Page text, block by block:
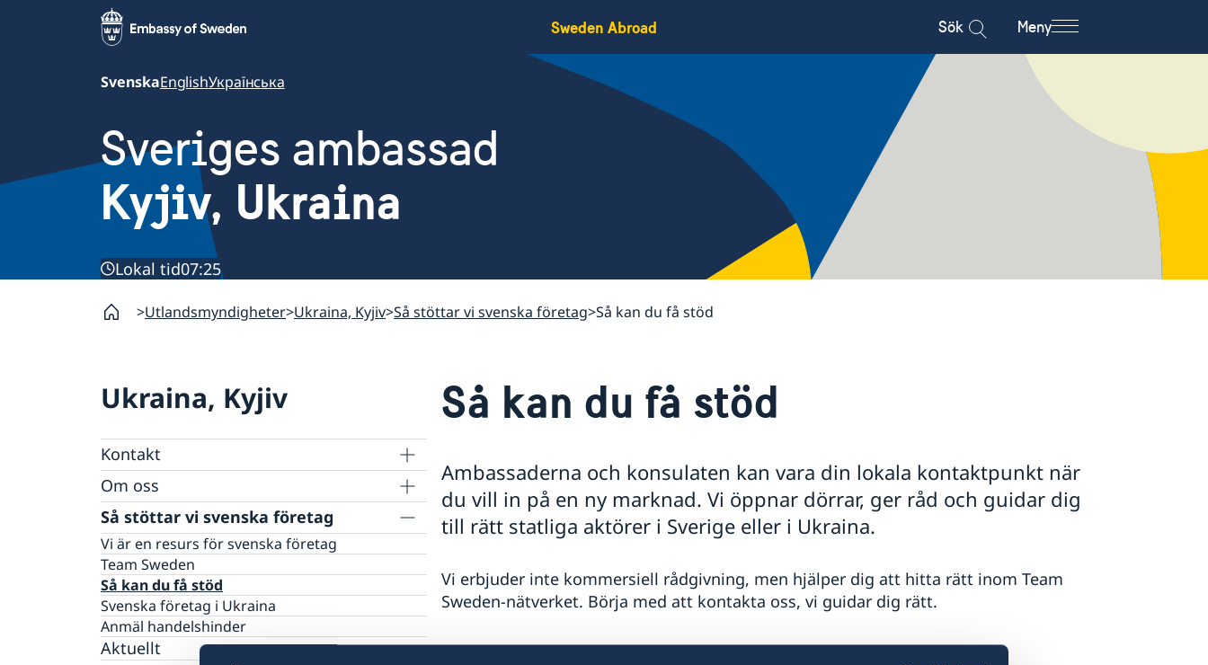
Sweden Abroad Sök Meny
SvenskaEnglishУкраїнська
Sveriges ambassad
Kyjiv, Ukraina
Lokal tid07:25
Utlandsmyndigheter Ukraina, Kyjiv Så stöttar vi svenska företag Så kan du få stöd
Ukraina, Kyjiv
Kontakt
Ambassadör
Om oss
Dataskyddspolicy (GDPR)
Kamerabevakning vid ambassaden
Så stöttar vi svenska företag
Vi är en resurs för svenska företag
Team Sweden
Så kan du få stöd
Svenska företag i Ukraina
Anmäl handelshinder
Aktuellt
Så kan du få stöd
Ambassaderna och konsulaten kan vara din lokala kontaktpunkt när
du vill in på en ny marknad. Vi öppnar dörrar, ger råd och guidar dig
till rätt statliga aktörer i Sverige eller i Ukraina.
Vi erbjuder inte kommersiell rådgivning, men hjälper dig att hitta rätt inom Team
Sweden-nätverket. Börja med att kontakta oss, vi guidar dig rätt.
Några exempel på vad vi kan hjälpa till med: